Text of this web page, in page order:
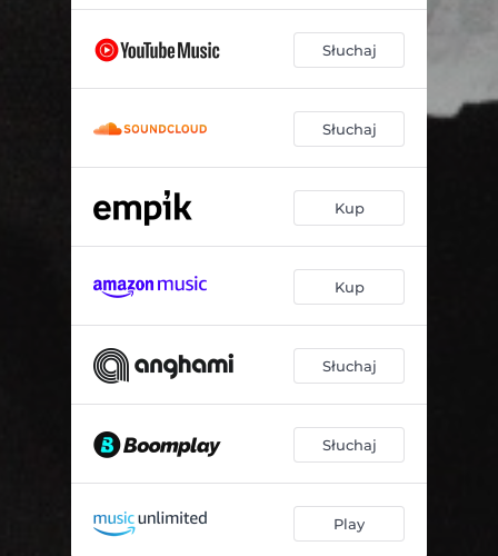
Słuchaj
Słuchaj
Kup
Kup
Słuchaj
Słuchaj
Play